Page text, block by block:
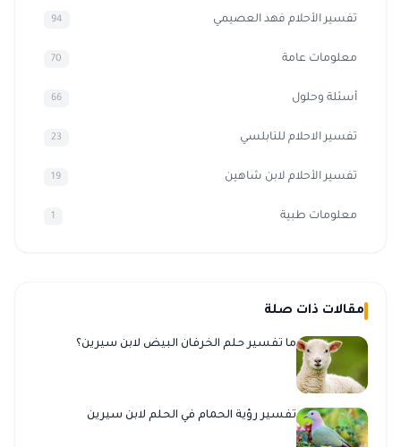
تفسير الأحلام فهد العصيمي 94
معلومات عامة 70
أسئلة وحلول 66
تفسير الاحلام للنابلسي 23
تفسير الأحلام لابن شاهين 19
معلومات طبية 1
مقالات ذات صلة
ما تفسير حلم الخرفان البيض لابن سيرين؟
تفسير رؤية الحمام في الحلم لابن سيرين